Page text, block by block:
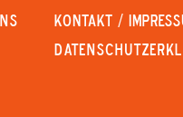
KONTAKT /